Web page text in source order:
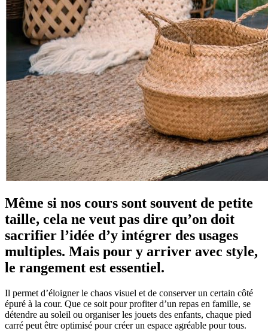
Même si nos cours sont souvent de petite
taille, cela ne veut pas dire qu’on doit
sacrifier l’idée d’y intégrer des usages
multiples. Mais pour y arriver avec style,
le rangement est essentiel.
Il permet d’éloigner le chaos visuel et de conserver un certain côté
épuré à la cour. Que ce soit pour profiter d’un repas en famille, se
détendre au soleil ou organiser les jouets des enfants, chaque pied
carré peut être optimisé pour créer un espace agréable pour tous.